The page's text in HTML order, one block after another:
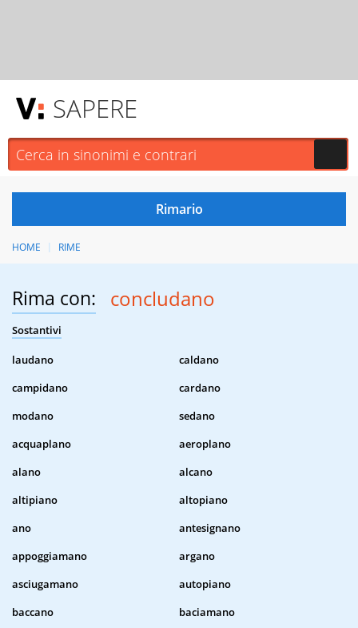
SAPERE
HOME RIME
Rima con: concludano
Sostantivi
laudano
caldano
campidano
cardano
modano
sedano
acquaplano
aeroplano
alano
alcano
altipiano
altopiano
ano
antesignano
appoggiamano
argano
asciugamano
autopiano
baccano
baciamano